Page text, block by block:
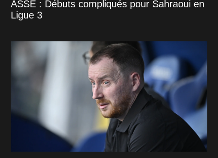
ASSE : Débuts compliqués pour Sahraoui en
Ligue 3